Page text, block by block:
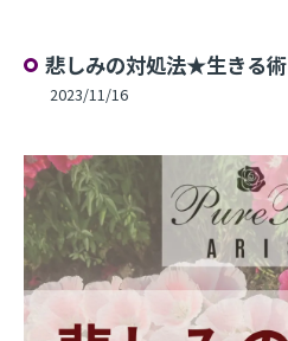
悲しみの対処法★生きる術
2023/11/16